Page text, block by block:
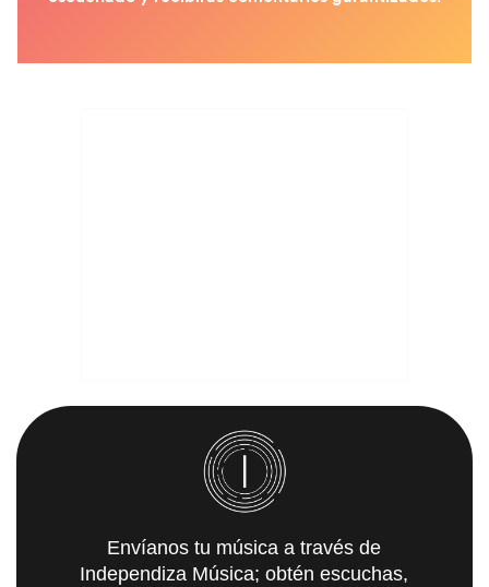
Envíanos tu música a través de
Independiza Música; obtén escuchas,